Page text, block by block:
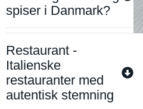
spiser i Danmark?
Restaurant -
Italienske
restauranter med
autentisk stemning